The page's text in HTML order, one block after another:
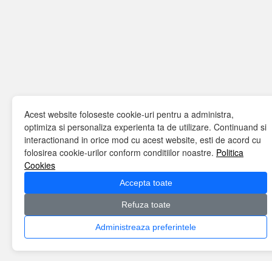
Acest website foloseste cookie-uri pentru a administra,
optimiza si personaliza experienta ta de utilizare. Continuand si
interactionand in orice mod cu acest website, esti de acord cu
folosirea cookie-urilor conform conditiilor noastre. Politica
Cookies
Accepta toate
Refuza toate
Administreaza preferintele